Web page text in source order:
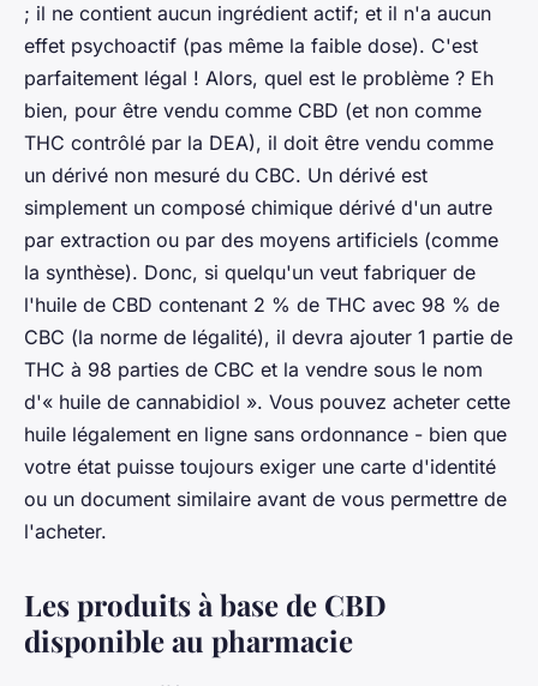
; il ne contient aucun ingrédient actif; et il n'a aucun
effet psychoactif (pas même la faible dose). C'est
parfaitement légal ! Alors, quel est le problème ? Eh
bien, pour être vendu comme CBD (et non comme
THC contrôlé par la DEA), il doit être vendu comme
un dérivé non mesuré du CBC. Un dérivé est
simplement un composé chimique dérivé d'un autre
par extraction ou par des moyens artificiels (comme
la synthèse). Donc, si quelqu'un veut fabriquer de
l'huile de CBD contenant 2 % de THC avec 98 % de
CBC (la norme de légalité), il devra ajouter 1 partie de
THC à 98 parties de CBC et la vendre sous le nom
d'« huile de cannabidiol ». Vous pouvez acheter cette
huile légalement en ligne sans ordonnance - bien que
votre état puisse toujours exiger une carte d'identité
ou un document similaire avant de vous permettre de
l'acheter.
Les produits à base de CBD
disponible au pharmacie